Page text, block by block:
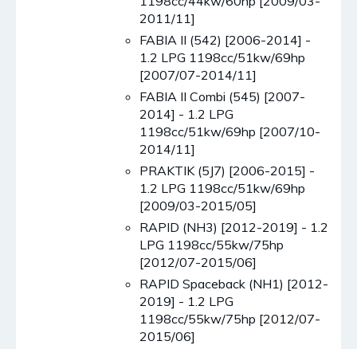
2011/11]
FABIA II (542) [2006-2014] -
1.2 LPG 1198cc/51kw/69hp
[2007/07-2014/11]
FABIA II Combi (545) [2007-
2014] - 1.2 LPG
1198cc/51kw/69hp [2007/10-
2014/11]
PRAKTIK (5J7) [2006-2015] -
1.2 LPG 1198cc/51kw/69hp
[2009/03-2015/05]
RAPID (NH3) [2012-2019] - 1.2
LPG 1198cc/55kw/75hp
[2012/07-2015/06]
RAPID Spaceback (NH1) [2012-
2019] - 1.2 LPG
1198cc/55kw/75hp [2012/07-
2015/06]